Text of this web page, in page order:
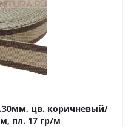
цв. коричневый/
пл. 17 гр/м